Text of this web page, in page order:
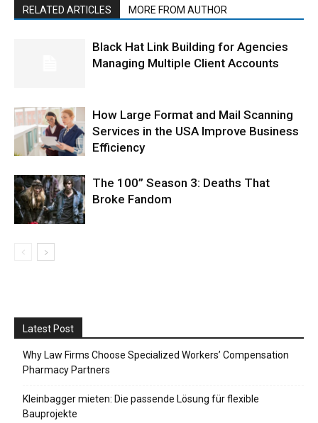
RELATED ARTICLES MORE FROM AUTHOR
Black Hat Link Building for Agencies
Managing Multiple Client Accounts
How Large Format and Mail Scanning
Services in the USA Improve Business
Efficiency
The 100” Season 3: Deaths That
Broke Fandom
Latest Post
Why Law Firms Choose Specialized Workers’ Compensation
Pharmacy Partners
Kleinbagger mieten: Die passende Lösung für flexible
Bauprojekte